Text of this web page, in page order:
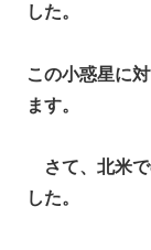
した。
この小惑星に
ます。
さて、北米
した。